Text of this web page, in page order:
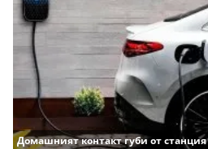
Домашният контакт губи от